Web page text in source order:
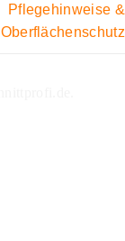
Pflegehinweise &
Oberflächenschutz